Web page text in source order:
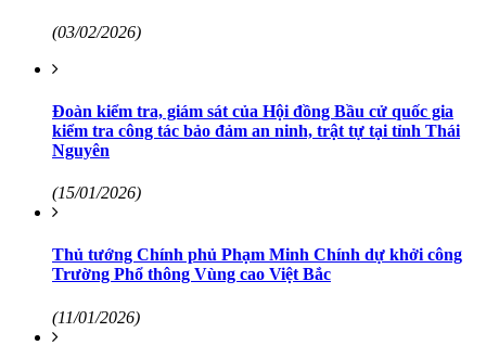
(03/02/2026)
Đoàn kiểm tra, giám sát của Hội đồng Bầu cử quốc gia
kiểm tra công tác bảo đảm an ninh, trật tự tại tỉnh Thái
Nguyên
(15/01/2026)
Thủ tướng Chính phủ Phạm Minh Chính dự khởi công
Trường Phổ thông Vùng cao Việt Bắc
(11/01/2026)